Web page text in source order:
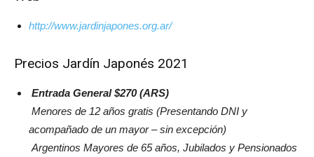
http://www.jardinjapones.org.ar/
Precios Jardín Japonés 2021
Entrada General $270 (ARS)
Menores de 12 años gratis (Presentando DNI y
acompañado de un mayor – sin excepción)
Argentinos Mayores de 65 años, Jubilados y Pensionados